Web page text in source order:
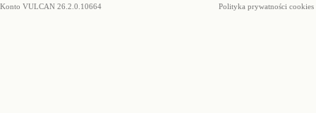
Konto VULCAN 26.2.0.10664
Polityka prywatności cookies